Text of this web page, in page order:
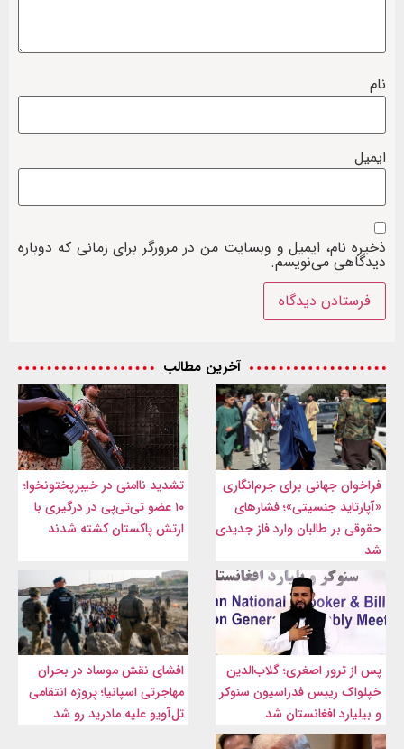
نام
ایمیل
ذخیره نام، ایمیل و وبسایت من در مرورگر برای زمانی که دوباره
دیدگاهی می‌نویسم.
آخرین مطالب
فراخوان جهانی برای جرم‌انگاری
«آپارتاید جنسیتی»؛ فشارهای
حقوقی بر طالبان وارد فاز جدیدی
شد
تشدید ناامنی در خیبرپختونخوا؛
۱۰ عضو تی‌تی‌پی در درگیری با
ارتش پاکستان کشته شدند
پس از ترور اصغری؛ گلاب‌الدین
خپلواک رییس فدراسیون سنوکر
و بیلیارد افغانستان شد
افشای نقش موساد در بحران
مهاجرتی اسپانیا؛ پروژه انتقامی
تل‌آویو علیه مادرید رو شد